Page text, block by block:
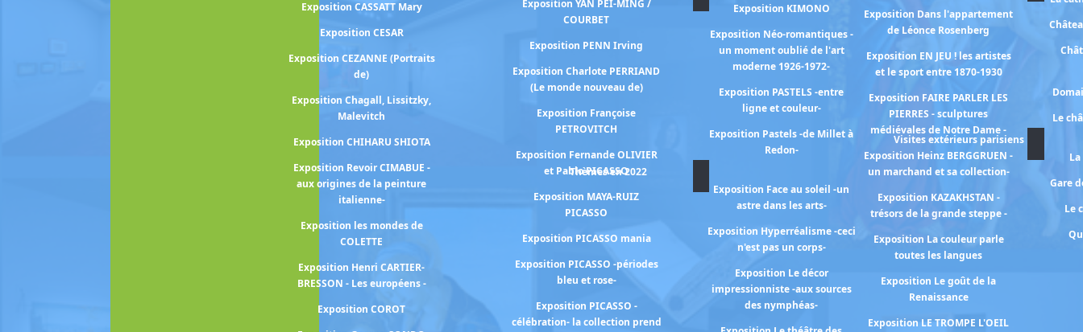
Exposition CASSATT Mary
Exposition CESAR
Exposition CEZANNE (Portraits
de)
Exposition Chagall, Lissitzky,
Malevitch
Exposition CHIHARU SHIOTA
Exposition Revoir CIMABUE -
aux origines de la peinture
italienne-
Exposition les mondes de
COLETTE
Exposition Henri CARTIER-
BRESSON - Les européens -
Exposition COROT
Exposition YAN PEI-MING /
COURBET
Exposition PENN Irving
Exposition Charlote PERRIAND
(Le monde nouveau de)
Exposition Françoise
PETROVITCH
Exposition Fernande OLIVIER
et Pablo PICASSO
Exposition MAYA-RUIZ
PICASSO
Exposition PICASSO mania
Exposition PICASSO -périodes
bleu et rose-
Exposition PICASSO -
célébration- la collection prend
Exposition KIMONO
Exposition Néo-romantiques -
un moment oublié de l'art
moderne 1926-1972-
Exposition PASTELS -entre
ligne et couleur-
Exposition Pastels -de Millet à
Redon-
Thèmes en 2022
Exposition Face au soleil -un
astre dans les arts-
Exposition Hyperréalisme -ceci
n'est pas un corps-
Exposition Le décor
impressionniste -aux sources
des nymphéas-
Exposition Dans l'appartement
de Léonce Rosenberg
Exposition EN JEU ! les artistes
et le sport entre 1870-1930
Exposition FAIRE PARLER LES
PIERRES - sculptures
médiévales de Notre Dame -
Exposition Heinz BERGGRUEN -
un marchand et sa collection-
Exposition KAZAKHSTAN -
trésors de la grande steppe -
Exposition La couleur parle
toutes les langues
Exposition Le goût de la
Renaissance
Exposition LE TROMPE L'OEIL
Le
Visites extérieurs parisiens
Gare
Le